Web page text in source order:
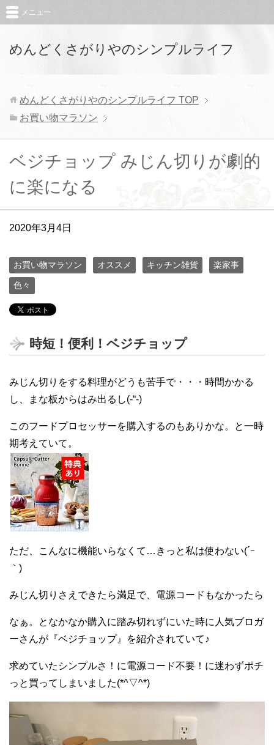
めんどくさがりやのシンプルライフ
メニュー
めんどくさがりやのシンプルライフ TOP
お買い物マラソン
ベジチョップ みじん切りが劇的
に楽になる
2020年3月4日
お買い物マラソン オススメ キッチン雑貨 楽家事
色々
時短！便利！ベジチョップ
みじん切りをする料理がどうも苦手で・・・時間かかる
し、まな板からはみ出るし(-“-)
このフードプロセッサーを購入するのもありかな。と一時
期考えていて。
ただ、こんなに機能いらなくて…きっと私は使わない(´ｰ
｀)
みじん切りさえできたら満足で、電源コードもなかったら
なぁ。となかなか購入に踏み切れずにいた時に人気ブロガ
ーさんが『ベジチョップ』を紹介されていて♪
求めていたシンプルさ！に電源コード不要！に迷わずポチ
っと買ってしまいました(*^▽^*)